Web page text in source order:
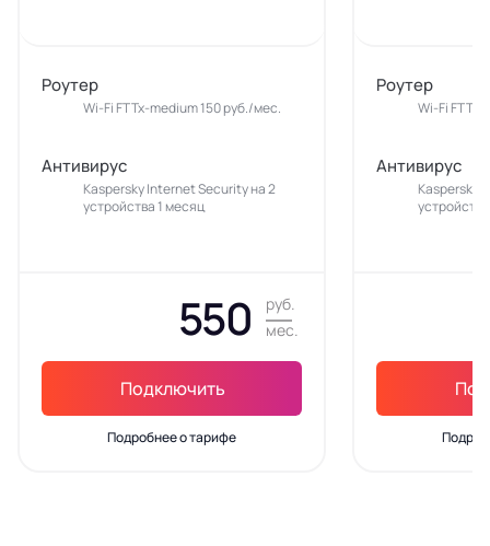
Роутер
Wi-Fi FTTx-medium 150 руб./мес.
Антивирус
Kaspersky Internet Security на 2
устройства 1 месяц
550
руб.
мес.
Подключить
Подробнее о тарифе
Роутер
Wi-Fi
Антивирус
Kaspersky